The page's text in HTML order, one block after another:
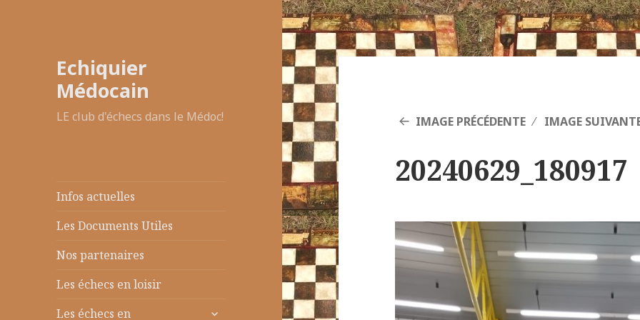
Echiquier
Médocain
LE club d'échecs dans le Médoc!
Infos actuelles
Les Documents Utiles
Nos partenaires
Les échecs en loisir
Les échecs en
ouvrir
IMAGE PRÉCÉDENTE IMAGE
20240629_180917